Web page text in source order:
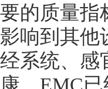
要的质量指
影响到其他
经系统、感
康， EMC